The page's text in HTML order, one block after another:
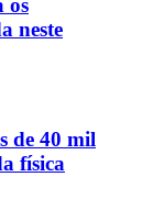
os
neste
de 40 mil
física